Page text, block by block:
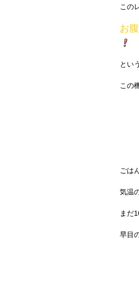
この
お
とい
この
ごは
気温
まだ
早目